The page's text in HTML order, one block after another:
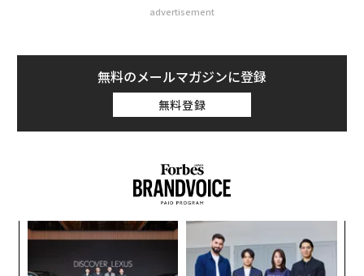
advertisement
無料のメールマガジンに登録
無料登録